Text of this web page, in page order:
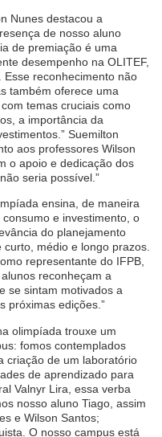
Nunes destacou a
de nosso aluno
de premiação é uma
desempenho na OLITEF,
reconhecimento não
também oferece uma
temas cruciais como
a importância da
Suemilton
aos professores Wilson
o apoio e dedicação dos
seria possível.”
ensina, de maneira
e investimento, o
do planejamento
médio e longo prazos.
representante do IFPB,
reconheçam a
se sintam motivados a
próximas edições.”
olimpíada trouxe um
fomos contemplados
criação de um laboratório
de aprendizado para
Valnyr Lira, essa verba
nosso aluno Tiago, assim
e Wilson Santos;
O nosso campus está